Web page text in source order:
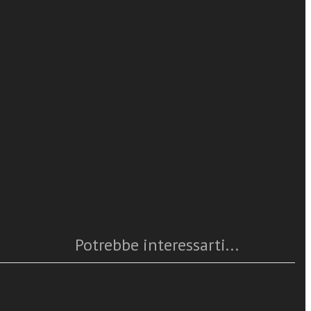
tra il
Potrebbe interessarti...